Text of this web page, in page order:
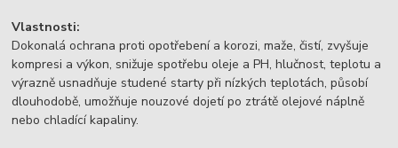
Vlastnosti:
Dokonalá ochrana proti opotřebení a korozi, maže, čistí, zvyšuje
kompresi a výkon, snižuje spotřebu oleje a PH, hlučnost, teplotu a
výrazně usnadňuje studené starty při nízkých teplotách, působí
dlouhodobě, umožňuje nouzové dojetí po ztrátě olejové náplně
nebo chladící kapaliny.